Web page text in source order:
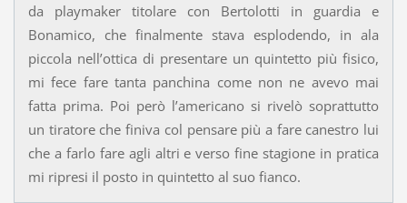
da playmaker titolare con Bertolotti in guardia e
Bonamico, che finalmente stava esplodendo, in ala
piccola nell’ottica di presentare un quintetto più fisico,
mi fece fare tanta panchina come non ne avevo mai
fatta prima. Poi però l’americano si rivelò soprattutto
un tiratore che finiva col pensare più a fare canestro lui
che a farlo fare agli altri e verso fine stagione in pratica
mi ripresi il posto in quintetto al suo fianco.